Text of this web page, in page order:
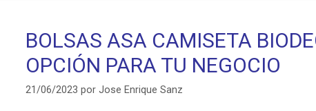
BOLSAS ASA CAMISETA
OPCIÓN PARA TU NEGOCIO
21/06/2023 por Jose Enrique Sanz